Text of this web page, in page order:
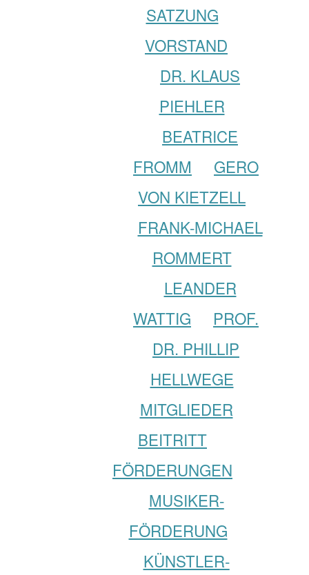
SATZUNG
VORSTAND
DR. KLAUS
PIEHLER
BEATRICE
FROMM
GERO
VON KIETZELL
FRANK-MICHAEL
ROMMERT
LEANDER
WATTIG
PROF.
DR. PHILLIP
HELLWEGE
MITGLIEDER
BEITRITT
FÖRDERUNGEN
MUSIKER­­
FÖRDERUNG
KÜNSTLER­­